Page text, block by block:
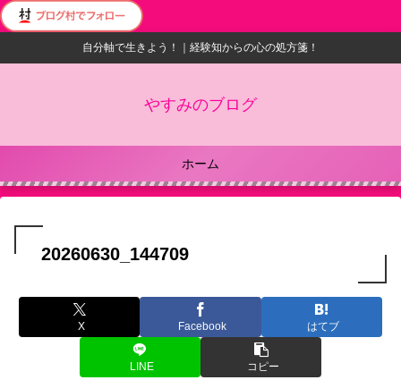
自分軸で生きよう！｜経験知からの心の処方箋！
やすみのブログ
ホーム
20260630_144709
X Facebook はてブ
LINE コピー